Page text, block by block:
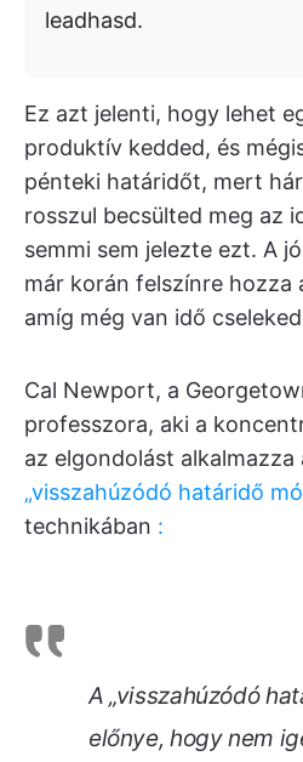
leadhasd.
Ez azt jelenti, hogy lehet
produktív kedded, és
pénteki határidőt, mert
rosszul becsülted meg az
semmi sem jelezte ezt. A
már korán felszínre hozza
amíg még van idő
Cal Newport, a
professzora, aki a
az elgondolást alkalmazza
„visszahúzódó határidő
technikában :
A „visszahúzódó
előnye, hogy nem